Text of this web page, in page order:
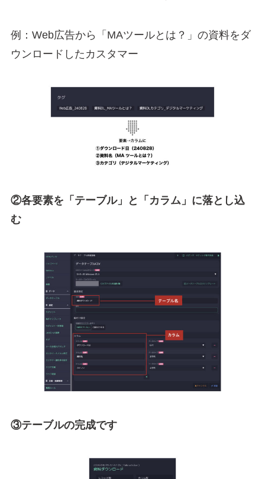
例：Web広告から「MAツールとは？」の資料をダ
ウンロードしたカスタマー
②各要素を「テーブル」と「カラム」に落とし込
む
③テーブルの完成です